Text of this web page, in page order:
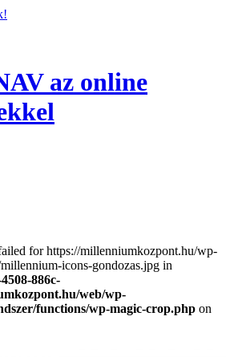
az online
for https://millenniumkozpont.hu/wp-
icons-gondozas.jpg in
886c-
web/wp-
functions/wp-magic-crop.php on